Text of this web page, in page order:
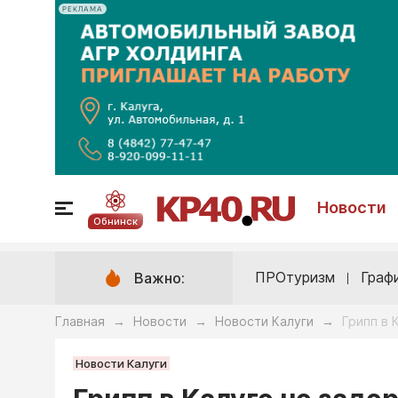
РЕКЛАМА
Обнинск
Новости
Важно: ПРОтуризм
Главная → Новости → Новости Калуги → Грипп в
Новости Калуги